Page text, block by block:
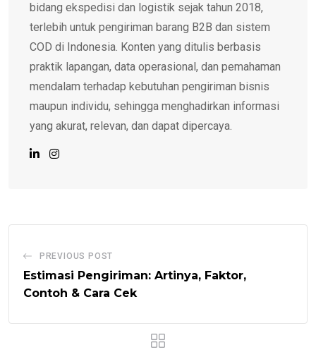
bidang ekspedisi dan logistik sejak tahun 2018,
terlebih untuk pengiriman barang B2B dan sistem
COD di Indonesia. Konten yang ditulis berbasis
praktik lapangan, data operasional, dan pemahaman
mendalam terhadap kebutuhan pengiriman bisnis
maupun individu, sehingga menghadirkan informasi
yang akurat, relevan, dan dapat dipercaya.
PREVIOUS POST
Estimasi Pengiriman: Artinya, Faktor,
Contoh & Cara Cek